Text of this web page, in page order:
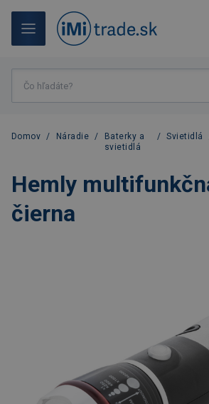
Domov / Náradie /
Baterky a
svietidlá
/ Svietidlá
Hemly
čierna